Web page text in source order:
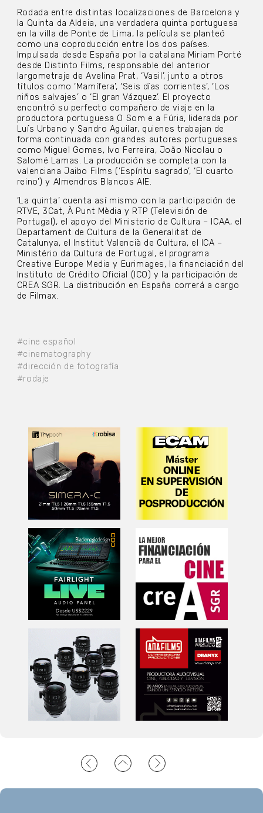
#cine español
#cinematography
#dirección de fotografía
#rodaje
Rodada entre distintas localizaciones de Barcelona y
la Quinta da Aldeia, una verdadera quinta portuguesa
en la villa de Ponte de Lima, la película se planteó
como una coproducción entre los dos países.
Impulsada desde España por la catalana Miriam Porté
desde Distinto Films, responsable del anterior
largometraje de Avelina Prat, ‘Vasil’, junto a otros
títulos como ‘Mamífera’, ‘Seis días corrientes’, ‘Los
niños salvajes’ o ‘El gran Vázquez’. El proyecto
encontró su perfecto compañero de viaje en la
productora portuguesa O Som e a Fúria, liderada por
Luís Urbano y Sandro Aguilar, quienes trabajan de
forma continuada con grandes autores portugueses
como Miguel Gomes, Ivo Ferreira, João Nicolau o
Salomé Lamas. La producción se completa con la
valenciana Jaibo Films (‘Espíritu sagrado’, ‘El cuarto
reino’) y Almendros Blancos AIE.
‘La quinta’ cuenta así mismo con la participación de
RTVE, 3Cat, À Punt Mèdia y RTP (Televisión de
Portugal), el apoyo del Ministerio de Cultura – ICAA, el
Departament de Cultura de la Generalitat de
Catalunya, el Institut Valencià de Cultura, el ICA –
Ministério da Cultura de Portugal, el programa
Creative Europe Media y Eurimages, la financiación del
Instituto de Crédito Oficial (ICO) y la participación de
CREA SGR. La distribución en España correrá a cargo
de Filmax.